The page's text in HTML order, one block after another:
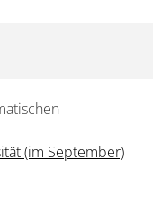
(im September)